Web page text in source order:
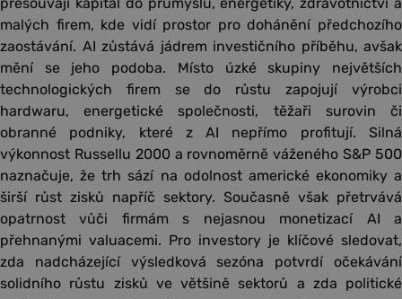
malých firem, kde vidí prostor pro dohánění předchozího
zaostávání. AI zůstává jádrem investičního příběhu, avšak
mění se jeho podoba. Místo úzké skupiny největších
technologických firem se do růstu zapojují výrobci
hardwaru, energetické společnosti, těžaři surovin či
obranné podniky, které z AI nepřímo profitují. Silná
výkonnost Russellu 2000 a rovnoměrně váženého S&P 500
naznačuje, že trh sází na odolnost americké ekonomiky a
širší růst zisků napříč sektory. Současně však přetrvává
opatrnost vůči firmám s nejasnou monetizací AI a
přehnanými valuacemi. Pro investory je klíčové sledovat,
zda nadcházející výsledková sezóna potvrdí očekávání
solidního růstu zisků ve většině sektorů a zda politické